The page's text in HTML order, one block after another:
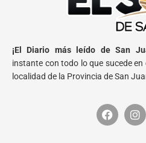
¡El Diario más leído de San
instante con todo lo que sucede
localidad de la Provincia de San